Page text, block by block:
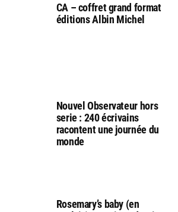
CA – coffret grand format
éditions Albin Michel
Nouvel Observateur hors
serie : 240 écrivains
racontent une journée du
monde
Rosemary’s baby (en